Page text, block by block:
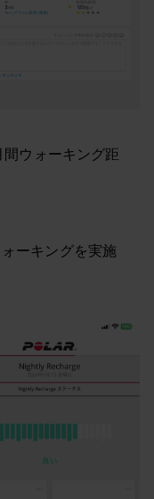
ウォーキング距
ーキングを実施